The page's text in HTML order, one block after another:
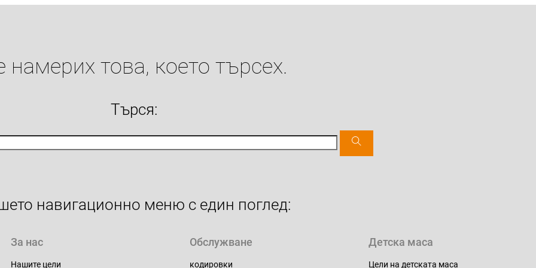
намерих това, което търсех.
Търся:
навигационно меню с един поглед:
За нас
Нашите цели
Обслужване
кодировки
Детска маса
Цели на детската маса